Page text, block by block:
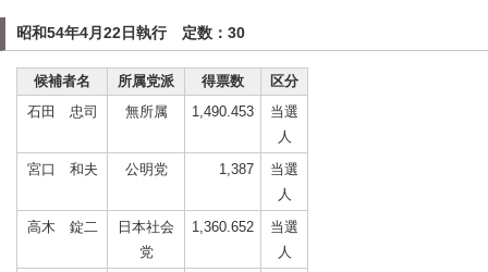
昭和54年4月22日執行 定数：30
候補者名 所属党派 得票数
区分
石田 忠司
無所属 1,490.453
当選
人
宮口 和夫
公明党 1,387
当選
人
高木 錠二
日本社会
党
1,360.652
当選
人